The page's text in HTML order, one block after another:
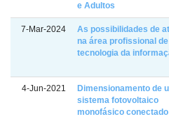
e Adultos
7-Mar-2024
As possibilidades de
na área profissional de
tecnologia da
4-Jun-2021
Dimensionamento de
sistema fotovoltaico
monofásico